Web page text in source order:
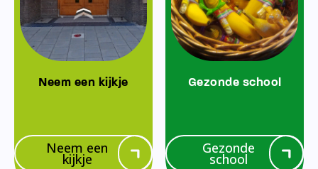
Neem een kijkje
Neem een
kijkje
Gezonde school
Gezonde
school